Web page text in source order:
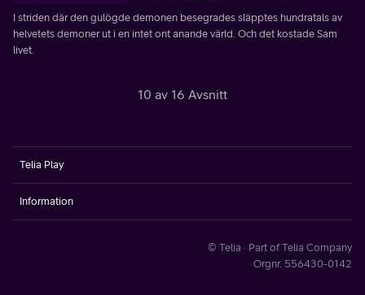
I striden där den gulögde demonen besegrades släpptes hundratals av
helvetets demoner ut i en intet ont anande värld. Och det kostade Sam
livet.
10 av 16 Avsnitt
Telia Play
Information
© Telia · Part of Telia Company
Orgnr. 556430-0142